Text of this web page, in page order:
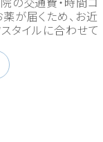
が届くため、お近
タイルに合わせて